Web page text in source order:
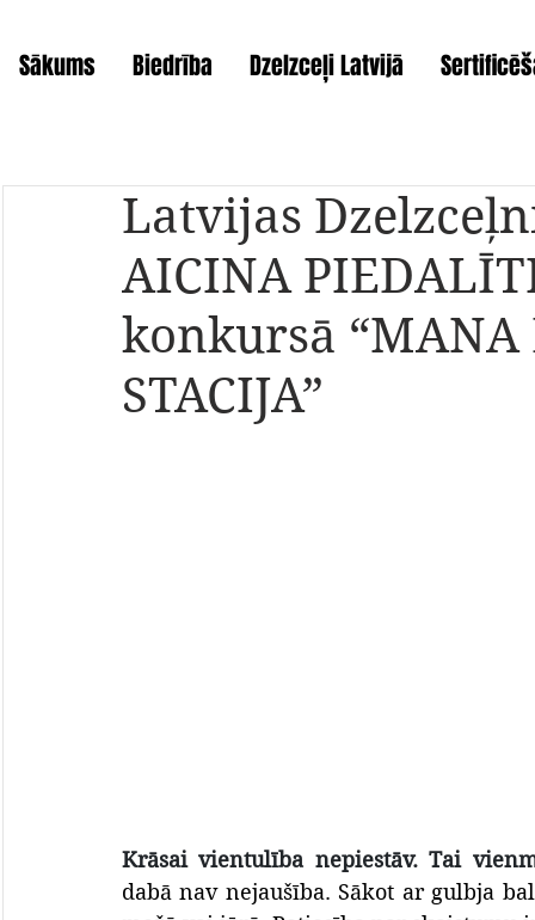
Sākums Biedrība Dzelzceļi Latvijā
Latvijas
AICINA
konkursā “MANA
STACIJA”
Krāsai vientulība nepiestāv. Tai
dabā nav nejaušība. Sākot ar gulbja